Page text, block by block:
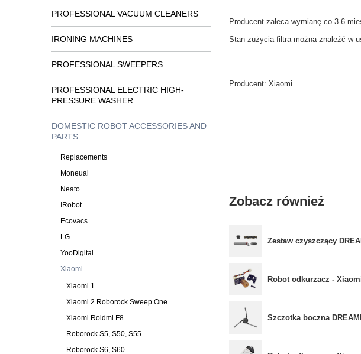
PROFESSIONAL VACUUM CLEANERS
IRONING MACHINES
PROFESSIONAL SWEEPERS
PROFESSIONAL ELECTRIC HIGH-
PRESSURE WASHER
DOMESTIC ROBOT ACCESSORIES AND
PARTS
Replacements
Moneual
Neato
IRobot
Ecovacs
LG
YooDigital
Xiaomi
Xiaomi 1
Xiaomi 2 Roborock Sweep One
Xiaomi Roidmi F8
Roborock S5, S50, S55
Roborock S6, S60
Producent zaleca wymianę co 3-6
Stan zużycia filtra można znaleźć w
Producent: Xiaomi
Zobacz również
Zestaw czyszczący
Robot odkurzacz -
Szczotka boczna